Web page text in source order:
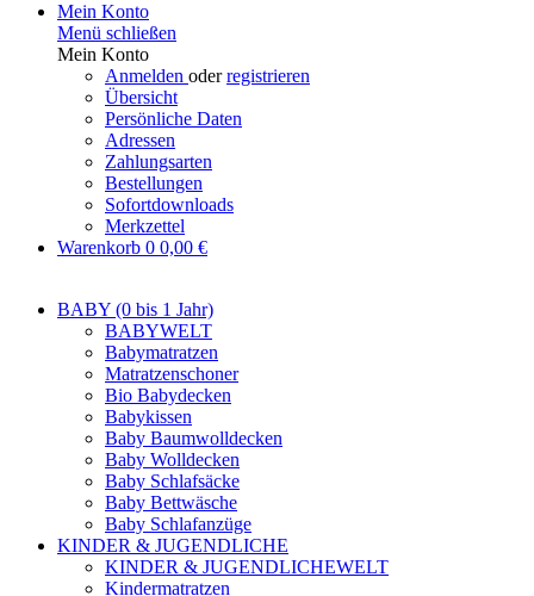
Mein Konto
Menü schließen
Mein Konto
Anmelden oderregistrieren
Übersicht
Persönliche Daten
Adressen
Zahlungsarten
Bestellungen
Sofortdownloads
Merkzettel
Warenkorb 0 0,00 €
BABY (0 bis 1 Jahr)
BABYWELT
Babymatratzen
Matratzenschoner
Bio Babydecken
Babykissen
Baby Baumwolldecken
Baby Wolldecken
Baby Schlafsäcke
Baby Bettwäsche
Baby Schlafanzüge
KINDER & JUGENDLICHE
KINDER & JUGENDLICHEWELT
Kindermatratzen